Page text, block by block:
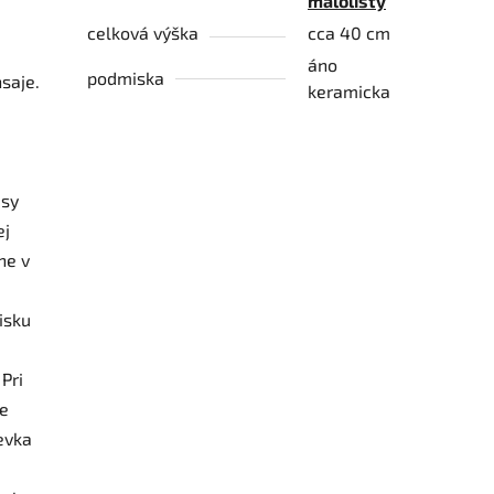
v
celková výška
cca 40 cm
podmiska
áno
keramicka